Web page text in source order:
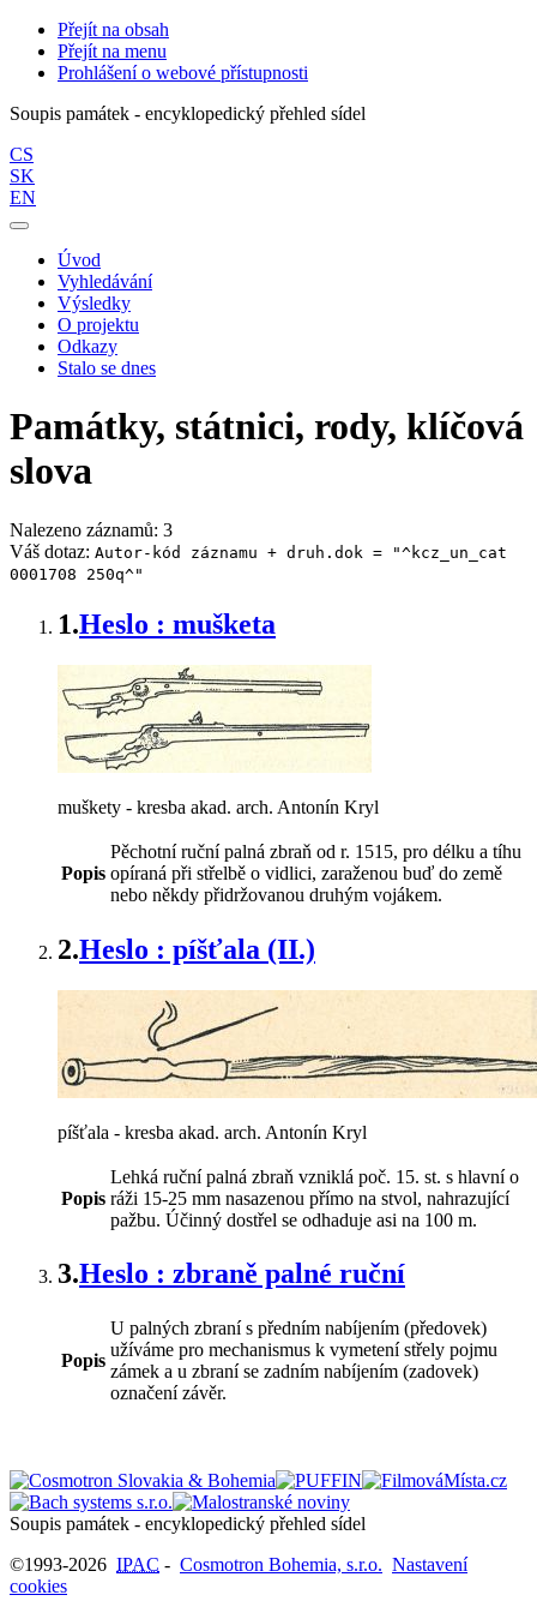
Přejít na obsah
Přejít na menu
Prohlášení o webové přístupnosti
Soupis památek - encyklopedický přehled sídel
CS
SK
EN
Úvod
Vyhledávání
Výsledky
O projektu
Odkazy
Stalo se dnes
Památky, státnici, rody, klíčová
slova
Nalezeno záznamů: 3
Váš dotaz: Autor-kód záznamu + druh.dok = "^kcz_un_cat
0001708 250q^"
1.Heslo : mušketa
muškety - kresba akad. arch. Antonín Kryl
Popis
Pěchotní ruční palná zbraň od r. 1515, pro délku a tíhu
opíraná při střelbě o vidlici, zaraženou buď do země
nebo někdy přidržovanou druhým vojákem.
2.Heslo : píšťala (II.)
píšťala - kresba akad. arch. Antonín Kryl
Popis
Lehká ruční palná zbraň vzniklá poč. 15. st. s hlavní o
ráži 15-25 mm nasazenou přímo na stvol, nahrazující
pažbu. Účinný dostřel se odhaduje asi na 100 m.
3.Heslo : zbraně palné ruční
Popis
U palných zbraní s předním nabíjením (předovek)
užíváme pro mechanismus k vymetení střely pojmu
zámek a u zbraní se zadním nabíjením (zadovek)
označení závěr.
Soupis památek - encyklopedický přehled sídel
©1993-2026 IPAC - Cosmotron Bohemia, s.r.o. Nastavení
cookies